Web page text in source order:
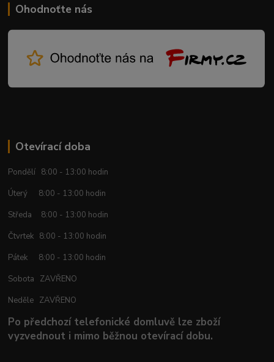
Ohodnoťte nás
Otevírací doba
Pondělí 8:00 - 13:00 hodin
Úterý 8:00 - 13:00 hodin
Středa 8:00 - 13:00 hodin
Čtvrtek 8:00 - 13:00 hodin
Pátek 8:00 - 13:00 hodin
Sobota ZAVŘENO
Neděle ZAVŘENO
Po předchozí telefonické domluvě lze zboží
vyzvednout i mimo běžnou otevírací dobu.